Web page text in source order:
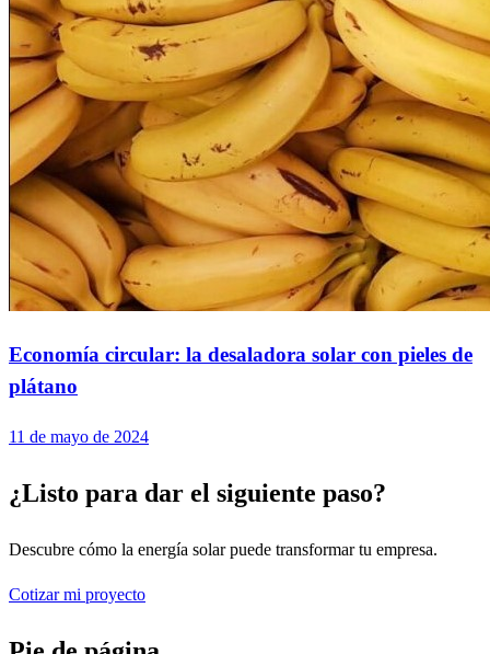
Economía circular: la desaladora solar con pieles de
plátano
11 de mayo de 2024
¿Listo para dar el siguiente paso?
Descubre cómo la energía solar puede transformar tu empresa.
Cotizar mi proyecto